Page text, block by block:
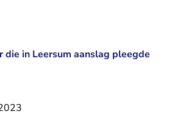
die in Leersum aanslag pleegde